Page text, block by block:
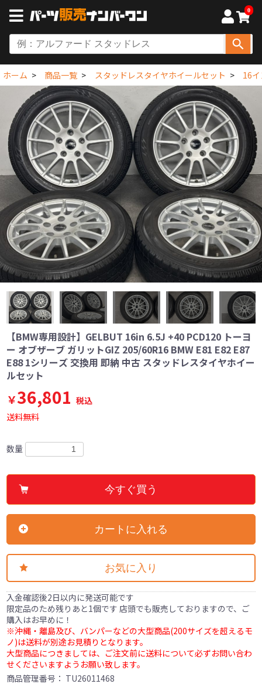
0
ホーム 商品一覧 スタッドレスタイヤホイールセット 16
【BMW専用設計】GELBUT 16in 6.5J +40 PCD120 トーヨ
ー オブザーブ ガリットGIZ 205/60R16 BMW E81 E82 E87
E88 1シリーズ 交換用 即納 中古 スタッドレスタイヤホイー
ルセット
￥36,801 税込
送料無料
数量
今すぐ買う
カートに入れる
お気に入り
入金確認後2日以内に発送可能です
限定品のため残りあと1個です 店頭でも販売しておりますので、ご
購入はお早めに！
※沖縄・離島及び、バンパーなどの大型商品(200サイズを超えるモ
ノ)は送料が別途お見積りとなります。
大型商品につきましては、ご注文前に送料について必ずお問い合わ
せくださいますようお願い致します。
商品管理番号： TU26011468